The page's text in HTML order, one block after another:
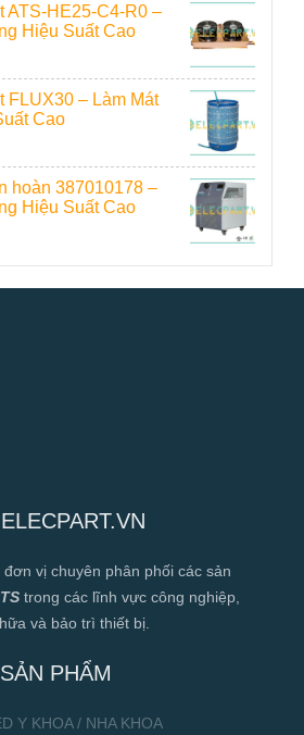
ATS-HE25-C4-R0 –
Hiệu Suất Cao
FLUX30 – Làm Mát
Cao
hoàn 387010178 –
Hiệu Suất Cao
đơn vị chuyên phân phối các sản
trong các lĩnh vực công nghiệp,
và bảo trì thiết bị.
SẢN PHẨM
Y KHOA / NHA KHOA